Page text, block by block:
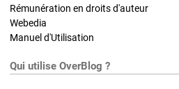
Rémunération en droits d'auteur
Webedia
Manuel d'Utilisation
Qui utilise OverBlog ?